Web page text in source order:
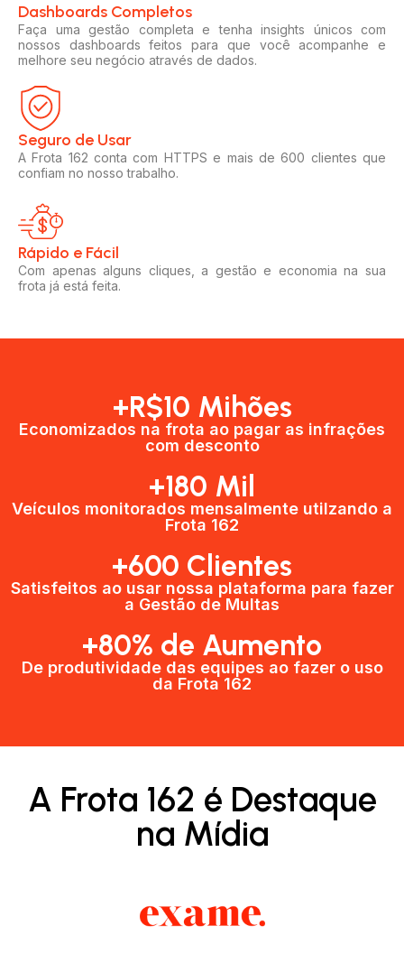
Dashboards Completos​​
Faça uma gestão completa e tenha insights únicos com
nossos dashboards feitos para que você acompanhe e
melhore seu negócio através de dados.
Seguro de Usar​
A Frota 162 conta com HTTPS e mais de 600 clientes que
confiam no nosso trabalho.
Rápido e Fácil​
Com apenas alguns cliques, a gestão e economia na sua
frota já está feita.
+R$10 Mihões
Economizados na frota ao pagar as infrações
com desconto
+180 Mil
Veículos monitorados mensalmente utilzando a
Frota 162
+600 Clientes​
Satisfeitos ao usar nossa plataforma para fazer
a Gestão de Multas​
+80% de Aumento
De produtividade das equipes ao fazer o uso
da Frota 162​
A Frota 162 é Destaque
na Mídia